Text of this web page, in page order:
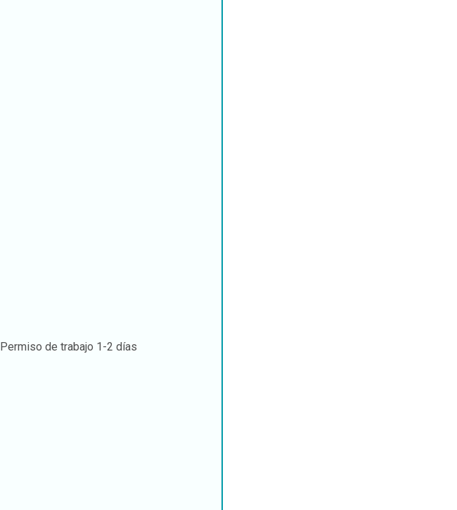
Permiso de trabajo 1-2 días